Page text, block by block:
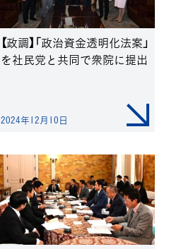
【政調】「政治資金透明化法案」
を社民党と共同で衆院に提出
2024年12月10日